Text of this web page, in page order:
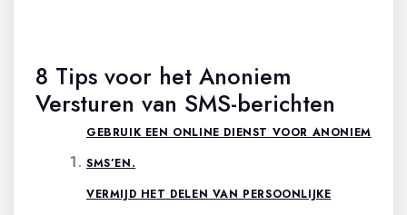
8 Tips voor het Anoniem
Versturen van SMS-berichten
GEBRUIK EEN ONLINE DIENST VOOR ANONIEM
SMS’EN.
VERMIJD HET DELEN VAN PERSOONLIJKE